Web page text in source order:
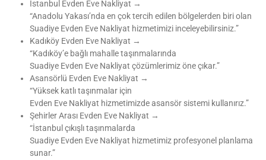
İstanbul Evden Eve Nakliyat →
“Anadolu Yakası’nda en çok tercih edilen bölgelerden biri olan
Suadiye Evden Eve Nakliyat hizmetimizi inceleyebilirsiniz.”
Kadıköy Evden Eve Nakliyat →
“Kadıköy’e bağlı mahalle taşınmalarında
Suadiye Evden Eve Nakliyat çözümlerimiz öne çıkar.”
Asansörlü Evden Eve Nakliyat →
“Yüksek katlı taşınmalar için
Evden Eve Nakliyat hizmetimizde asansör sistemi kullanırız.”
Şehirler Arası Evden Eve Nakliyat →
“İstanbul çıkışlı taşınmalarda
Suadiye Evden Eve Nakliyat hizmetimiz profesyonel planlama
sunar.”